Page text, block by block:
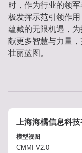
时，作为行业的领
极发挥示范引领作
蕴藏的无限机遇，
献更多智慧与力量
壮丽蓝图。
上海海橘信息科
模型视图
CMMI V2.0